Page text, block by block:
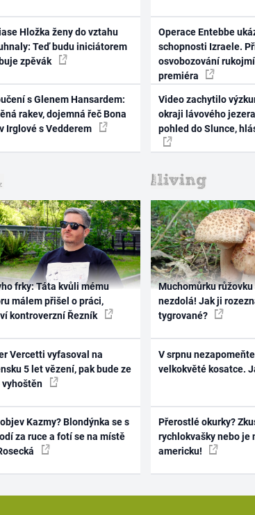
Hložka ženy do vztahu
Teď budu iniciátorem
zpěvák
s Glenem Hansardem:
rakev, dojemná řeč Bona
Irglové s Vedderem
Operace Entebbe
schopnosti Izraele.
osvobozování
premiéra
Video zachytilo
okraji lávového
pohled do Slunce,
frky: Táta kvůli mému
málem přišel o práci,
kontroverzní Řezník
Vercetti vyfasoval na
5 let vězení, pak bude ze
vyhoštěn
Kazmy? Blondýnka se s
za ruce a fotí se na místě
Muchomůrku růžovku
nezdolá! Jak ji
tygrované?
V srpnu
velkokvěté kosatce.
Přerostlé okurky?
rychlokvašky nebo je
americku!